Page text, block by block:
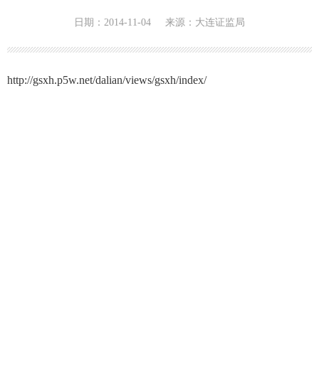
日期：2014-11-04 来源：大连证监局
http://gsxh.p5w.net/dalian/views/gsxh/index/